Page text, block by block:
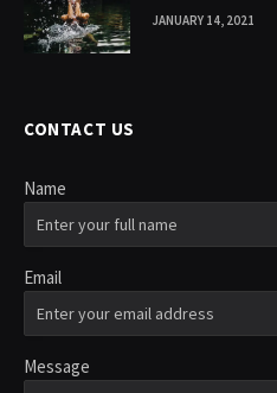
JANUARY 14, 2021
CONTACT US
Name
Email
Message